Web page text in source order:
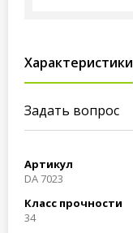
Характеристики
Задать вопрос
Артикул
DA 7023
Класс прочности
34